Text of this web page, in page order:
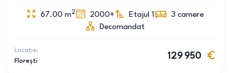
67.00 m2 2000+ Etajul 1 3 camere
Decomandat
Locație:
Florești
129 950